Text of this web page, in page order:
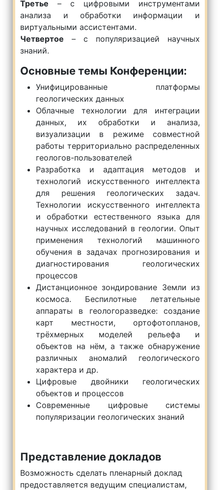
Третье – с цифровыми инструментами
анализа и обработки информации и
виртуальными ассистентами.
Четвертое – с популяризацией научных
знаний.
Основные темы Конференции:
Унифицированные платформы
геологических данных
Облачные технологии для интеграции
данных, их обработки и анализа,
визуализации в режиме совместной
работы территориально распределенных
геологов-пользователей
Разработка и адаптация методов и
технологий искусственного интеллекта
для решения геологических задач.
Технологии искусственного интеллекта
и обработки естественного языка для
научных исследований в геологии. Опыт
применения технологий машинного
обучения в задачах прогнозирования и
диагностирования геологических
процессов
Дистанционное зондирование Земли из
космоса. Беспилотные летательные
аппараты в геологоразведке: создание
карт местности, ортофотопланов,
трёхмерных моделей рельефа и
объектов на нём, а также обнаружение
различных аномалий геологического
характера и др.
Цифровые двойники геологических
объектов и процессов
Современные цифровые системы
популяризации геологических знаний
Представление докладов
Возможность сделать пленарный доклад
предоставляется ведущим специалистам,